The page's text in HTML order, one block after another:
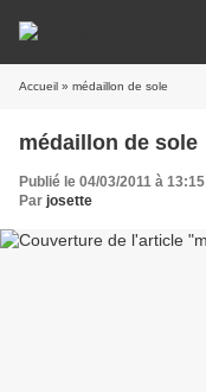
Accueil » médaillon de sole
médaillon de sole
Publié le 04/03/2011 à 13:15
Par josette